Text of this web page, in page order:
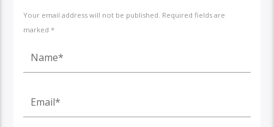
Your email address will not be published. Required fields are
marked *